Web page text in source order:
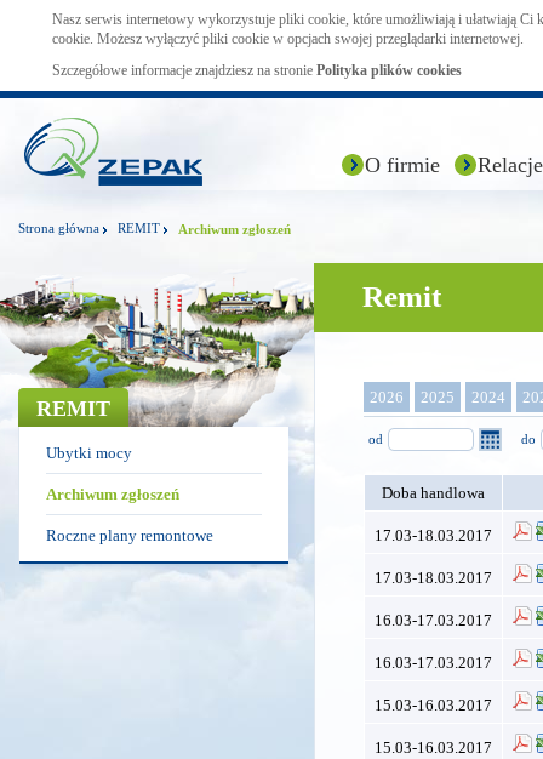
Nasz serwis internetowy wykorzystuje pliki cookie, które umożliwiają i ułatwiają Ci
cookie. Możesz wyłączyć pliki cookie w opcjach swojej przeglądarki internetowej.
Szczegółowe informacje znajdziesz na stronie Polityka plików cookies
O firmie
Strona główna REMIT Archiwum zgłoszeń
REMIT
Ubytki mocy
Archiwum zgłoszeń
Roczne plany remontowe
Remit
2026 2025 2024
od do
Doba handlowa
17.03-18.03.2017
17.03-18.03.2017
16.03-17.03.2017
16.03-17.03.2017
15.03-16.03.2017
15.03-16.03.2017